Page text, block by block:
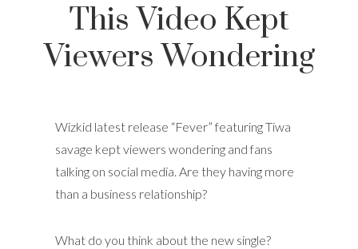
This Video Kept
Viewers Wondering
Wizkid latest release “Fever” featuring Tiwa
savage kept viewers wondering and fans
talking on social media. Are they having more
than a business relationship?
What do you think about the new single?